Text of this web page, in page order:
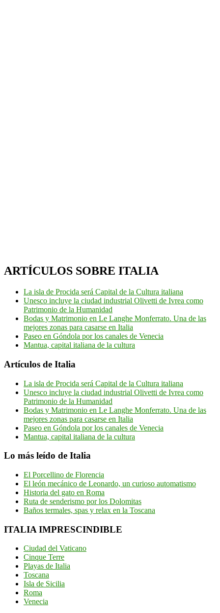
ARTÍCULOS SOBRE ITALIA
La isla de Procida será Capital de la Cultura italiana
Unesco incluye la ciudad industrial Olivetti de Ivrea como
Patrimonio de la Humanidad
Bodas y Matrimonio en Le Langhe Monferrato. Una de las
mejores zonas para casarse en Italia
Paseo en Góndola por los canales de Venecia
Mantua, capital italiana de la cultura
Artículos de Italia
La isla de Procida será Capital de la Cultura italiana
Unesco incluye la ciudad industrial Olivetti de Ivrea como
Patrimonio de la Humanidad
Bodas y Matrimonio en Le Langhe Monferrato. Una de las
mejores zonas para casarse en Italia
Paseo en Góndola por los canales de Venecia
Mantua, capital italiana de la cultura
Lo más leído de Italia
El Porcellino de Florencia
El león mecánico de Leonardo, un curioso automatismo
Historia del gato en Roma
Ruta de senderismo por los Dolomitas
Baños termales, spas y relax en la Toscana
ITALIA IMPRESCINDIBLE
Ciudad del Vaticano
Cinque Terre
Playas de Italia
Toscana
Isla de Sicilia
Roma
Venecia